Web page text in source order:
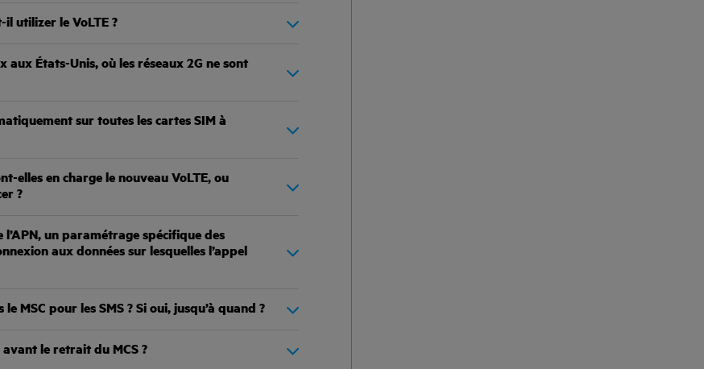
utilizer le VoLTE ?
aux États-Unis, où les réseaux 2G ne sont
sur toutes les cartes SIM à
elles en charge le nouveau VoLTE, ou
?
l’APN, un paramétrage spécifique des
aux données sur lesquelles l’appel
MSC pour les SMS ? Si oui, jusqu’à quand ?
avant le retrait du MCS ?